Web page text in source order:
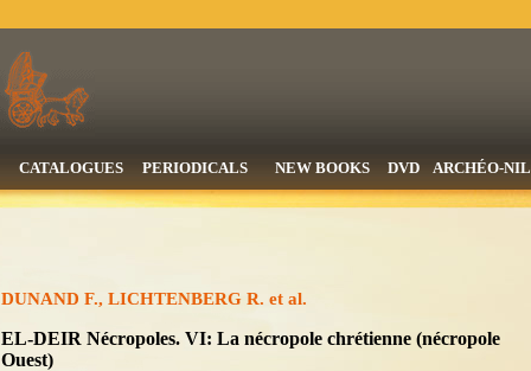
CATALOGUES PERIODICALS NEW BOOKS DVD ARCHÉO-NIL
DUNAND F., LICHTENBERG R. et al.
EL-DEIR Nécropoles. VI: La nécropole chrétienne (nécropole
Ouest)